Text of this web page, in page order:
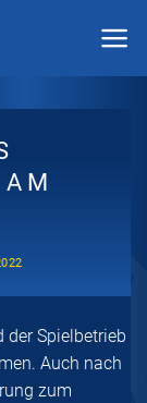
der Spielbetrieb
Auch nach
zum